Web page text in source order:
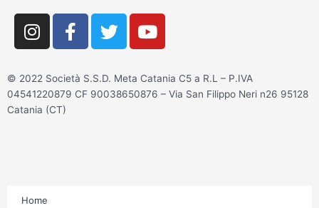
I
n
t
a
g
F
a
e
b
T
w
t
t
Y
o
t
u
© 2022 Società S.S.D. Meta Catania C5 a R.L – P.IVA
04541220879 CF 90038650876 – Via San Filippo Neri n26 95128
Catania (CT)
Home